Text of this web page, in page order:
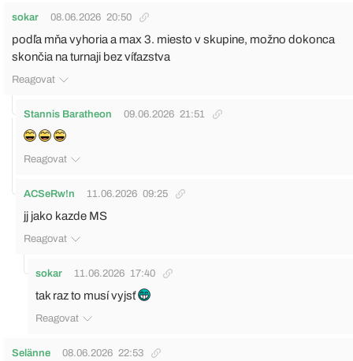
sokar 08.06.2026 20:50
podľa mňa vyhoria a max 3. miesto v skupine, možno dokonca
skončia na turnaji bez víťazstva
Reagovat
Stannis Baratheon 09.06.2026 21:51
Reagovat
ACSeRw!n 11.06.2026 09:25
jj jako kazde MS
Reagovat
sokar 11.06.2026 17:40
tak raz to musí vyjsť
Reagovat
Selänne 08.06.2026 22:53